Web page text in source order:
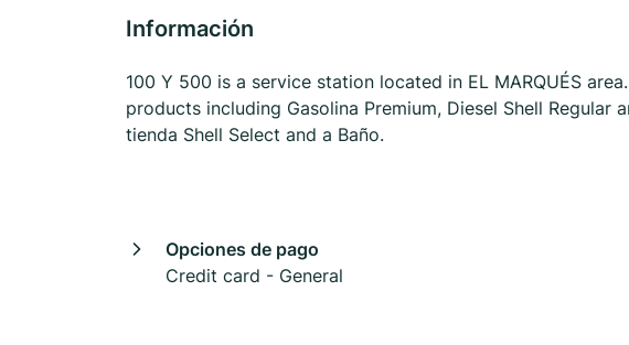
Información
100 Y 500 is a service station located in EL MARQUÉS
products including Gasolina Premium, Diesel Shell Regular
tienda Shell Select and a Baño.
Opciones de pago
Credit card - General